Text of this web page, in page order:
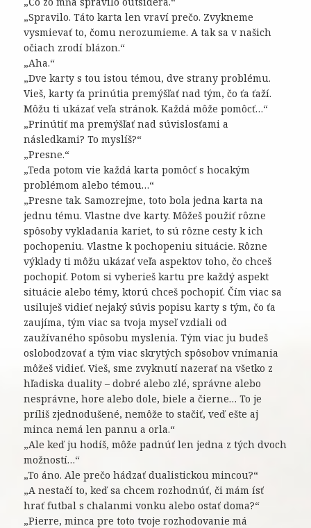
„Spravilo. Táto karta len vraví prečo. Zvykneme
vysmievať to, čomu nerozumieme. A tak sa v našich
očiach zrodí blázon.“
„Aha.“
„Dve karty s tou istou témou, dve strany problému.
Vieš, karty ťa prinútia premýšľať nad tým, čo ťa ťaží.
Môžu ti ukázať veľa stránok. Každá môže pomôcť…“
„Prinútiť ma premýšľať nad súvislosťami a
následkami? To myslíš?“
„Presne.“
„Teda potom vie každá karta pomôcť s hocakým
problémom alebo témou…“
„Presne tak. Samozrejme, toto bola jedna karta na
jednu tému. Vlastne dve karty. Môžeš použiť rôzne
spôsoby vykladania kariet, to sú rôzne cesty k ich
pochopeniu. Vlastne k pochopeniu situácie. Rôzne
výklady ti môžu ukázať veľa aspektov toho, čo chceš
pochopiť. Potom si vyberieš kartu pre každý aspekt
situácie alebo témy, ktorú chceš pochopiť. Čím viac sa
usiluješ vidieť nejaký súvis popisu karty s tým, čo ťa
zaujíma, tým viac sa tvoja myseľ vzdiali od
zaužívaného spôsobu myslenia. Tým viac ju budeš
oslobodzovať a tým viac skrytých spôsobov vnímania
môžeš vidieť. Vieš, sme zvyknutí nazerať na všetko z
hľadiska duality – dobré alebo zlé, správne alebo
nesprávne, hore alebo dole, biele a čierne… To je
príliš zjednodušené, nemôže to stačiť, veď ešte aj
minca nemá len pannu a orla.“
„Ale keď ju hodíš, môže padnúť len jedna z tých dvoch
možností…“
„To áno. Ale prečo hádzať dualistickou mincou?“
„A nestačí to, keď sa chcem rozhodnúť, či mám ísť
hrať futbal s chalanmi vonku alebo ostať doma?“
„Pierre, minca pre toto tvoje rozhodovanie má